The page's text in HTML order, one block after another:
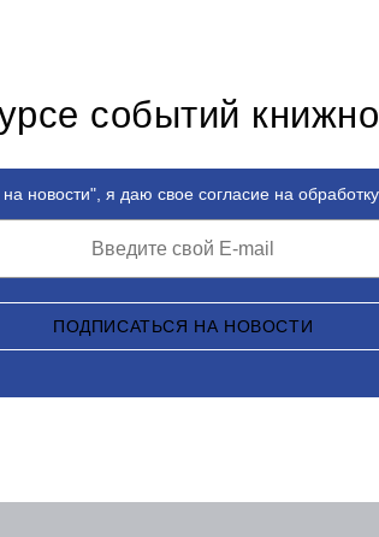
событий
новости", я даю свое согласие на
ПОДПИСАТЬСЯ НА НОВОСТИ